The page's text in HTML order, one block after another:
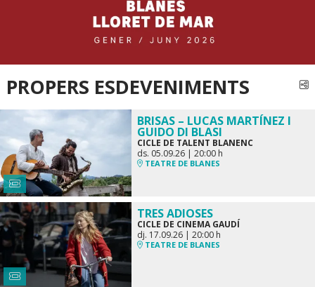
PROPERS ESDEVENIMENTS
BRISAS – LUCAS MARTÍNEZ I
GUIDO DI BLASI
CICLE DE TALENT BLANENC
ds. 05.09.26| 20:00 h
TEATRE DE BLANES
TRES ADIOSES
CICLE DE CINEMA GAUDÍ
dj. 17.09.26| 20:00 h
TEATRE DE BLANES